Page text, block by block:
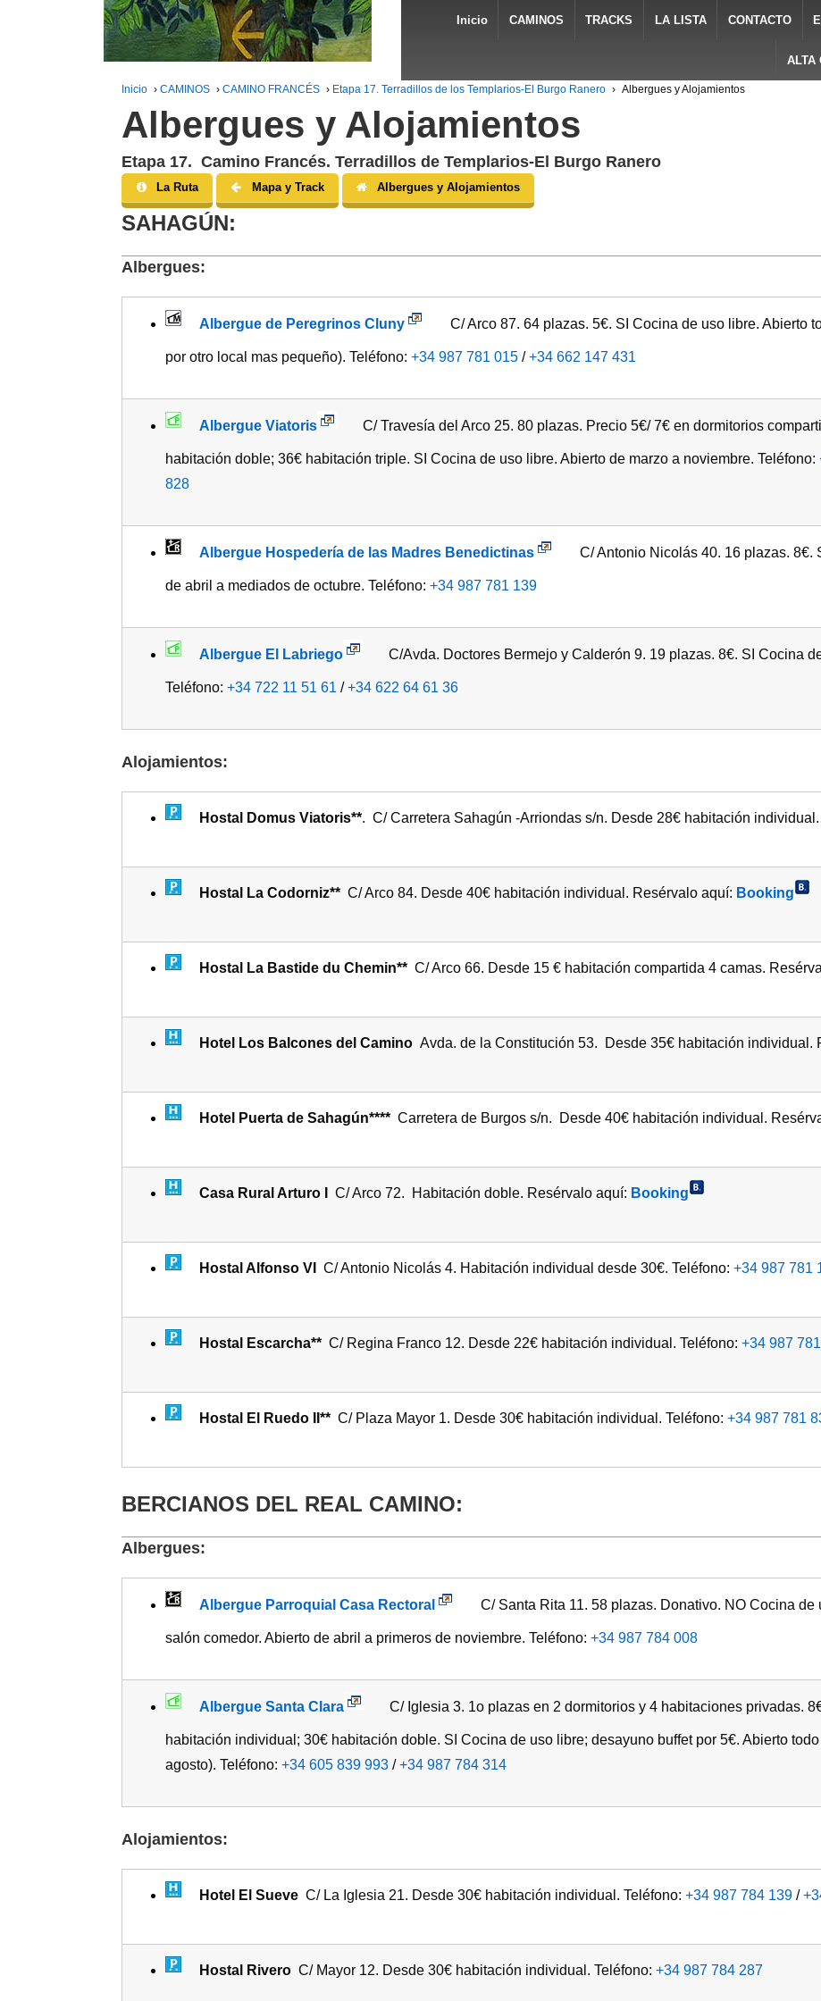
Inicio CAMINOS TRACKS LA LISTA CONTACTO
ALTA
Inicio › CAMINOS › CAMINO FRANCÉS › Etapa 17. Terradillos de los Templarios-El Burgo Ranero › Albergues y Alojamientos
Albergues y Alojamientos
Etapa 17. Camino Francés. Terradillos de Templarios-El Burgo Ranero
La Ruta Mapa y Track Albergues y Alojamientos
SAHAGÚN:
Albergues:
Albergue de Peregrinos Cluny C/ Arco 87. 64 plazas. 5€. SI Cocina de uso libre. Abierto
por otro local mas pequeño). Teléfono: +34 987 781 015/+34 662 147 431
Albergue Viatoris C/ Travesía del Arco 25. 80 plazas. Precio 5€/ 7€ en dormitorios
habitación doble; 36€ habitación triple. SI Cocina de uso libre. Abierto de marzo a noviembre. Teléfono:
828
Albergue Hospedería de las Madres Benedictinas C/ Antonio Nicolás 40. 16 plazas. 8€.
de abril a mediados de octubre. Teléfono: +34 987 781 139
Albergue El Labriego C/Avda. Doctores Bermejo y Calderón 9. 19 plazas. 8€. SI Cocina
Teléfono: +34 722 11 51 61 /+34 622 64 61 36
Alojamientos:
Hostal Domus Viatoris**. C/ Carretera Sahagún -Arriondas s/n. Desde 28€ habitación
Hostal La Codorniz** C/ Arco 84. Desde 40€ habitación individual. Resérvalo aquí: Booking
Hostal La Bastide du Chemin** C/ Arco 66. Desde 15 € habitación compartida 4 camas.
Hotel Los Balcones del Camino Avda. de la Constitución 53. Desde 35€ habitación individual.
Hotel Puerta de Sahagún**** Carretera de Burgos s/n. Desde 40€ habitación individual.
Casa Rural Arturo I C/ Arco 72. Habitación doble. Resérvalo aquí: Booking
Hostal Alfonso VI C/ Antonio Nicolás 4. Habitación individual desde 30€. Teléfono: +34 987 781
Hostal Escarcha** C/ Regina Franco 12. Desde 22€ habitación individual. Teléfono: +34 987
Hostal El Ruedo II** C/ Plaza Mayor 1. Desde 30€ habitación individual. Teléfono: +34 987 781
BERCIANOS DEL REAL CAMINO:
Albergues:
Albergue Parroquial Casa Rectoral C/ Santa Rita 11. 58 plazas. Donativo. NO Cocina de
salón comedor. Abierto de abril a primeros de noviembre. Teléfono: +34 987 784 008
Albergue Santa Clara C/ Iglesia 3. 1o plazas en 2 dormitorios y 4 habitaciones privadas.
habitación individual; 30€ habitación doble. SI Cocina de uso libre; desayuno buffet por 5€. Abierto
agosto). Teléfono: +34 605 839 993/+34 987 784 314
Alojamientos:
Hotel El SueveC/ La Iglesia 21. Desde 30€ habitación individual. Teléfono: +34 987 784 139/
Hostal Rivero C/ Mayor 12. Desde 30€ habitación individual. Teléfono: +34 987 784 287